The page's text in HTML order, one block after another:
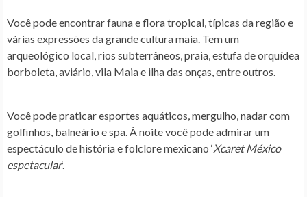
Você pode encontrar fauna e flora tropical, típicas da região e
várias expressões da grandecultura maia. Tem um
arqueológico local,rios subterrâneos,praia, estufa de orquídea
borboleta, aviário, vila Maia e ilha das onças, entre outros.
Você pode praticar esportes aquáticos, mergulho, nadar com
golfinhos, balneário e spa. À noite você pode admirar um
espectáculo de história e folclore mexicano ‘Xcaret México
espetacular‘.